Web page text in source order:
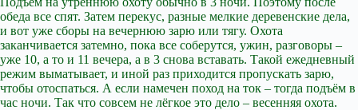
обеда все спят. Затем перекус, разные мелкие деревенские дела,
и вот уже сборы на вечернюю зарю или тягу. Охота
заканчивается затемно, пока все соберутся, ужин, разговоры –
уже 10, а то и 11 вечера, а в 3 снова вставать. Такой ежедневный
режим выматывает, и иной раз приходится пропускать зарю,
чтобы отоспаться. А если намечен поход на ток – тогда подъём в
час ночи. Так что совсем не лёгкое это дело – весенняя охота.